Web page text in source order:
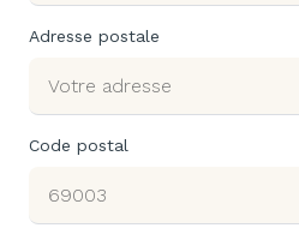
Adresse postale
Code postal